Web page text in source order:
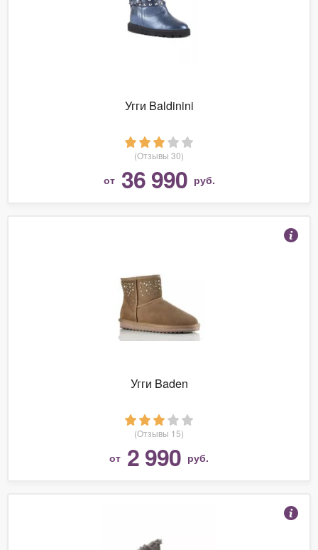
Угги Baldinini
(Отзывы 30)
от 36 990 руб.
Угги Baden
(Отзывы 15)
от 2 990 руб.